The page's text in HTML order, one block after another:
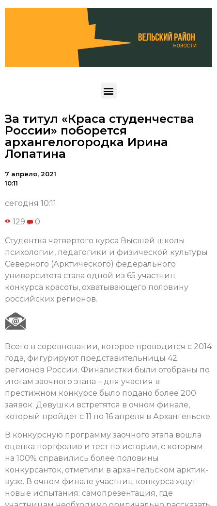
За титул «Краса студенчества
России» поборется
архангелогородка Ирина
Лопатина
7 апреля, 2021
10:11
сегодня 10:11
129 0
Студентка четвертого курса Высшей школы
психологии, педагогики и физической культуры
Северного (Арктического) федерального
университета стала одной из 65 участниц
конкурса красоты, охватывающего половину
российских регионов.
Всего в соревновании, которое проводится с 2014
года, фигурируют представительницы 42
регионов России. Финалистки были отобраны по
итогам заочного этапа – для участия в
престижном конкурсе было подано более 200
заявок. Девушки встретятся в очном финале,
который пройдет с 11 по 16 апреля в Архангельске.
В конкурсную программу заочного этапа вошла
оценка портфолио и тест по истории, с которым
на 100% справились более половины
конкурсанток, отметили в архангельском арктик-
вузе. В очном финале участниц конкурса ждут
новые испытания: самопрезентация, где